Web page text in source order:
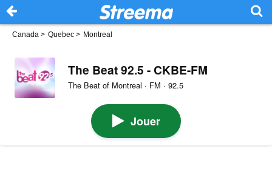
Canada > Quebec > Montreal
The Beat 92.5 - CKBE-FM
The Beat of Montreal · FM · 92.5
Jouer